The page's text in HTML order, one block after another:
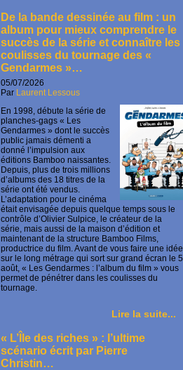
De la bande dessinée au film : un
album pour mieux comprendre le
succès de la série et connaître les
coulisses du tournage des «
Gendarmes »…
05/07/2026
Par Laurent Lessous
En 1998, débute la série de
planches-gags « Les
Gendarmes » dont le succès
public jamais démenti a
donné l’impulsion aux
éditions Bamboo naissantes.
Depuis, plus de trois millions
d’albums des 18 titres de la
série ont été vendus.
L’adaptation pour le cinéma
était envisagée depuis quelque temps sous le
contrôle d’Olivier Sulpice, le créateur de la
série, mais aussi de la maison d’édition et
maintenant de la structure Bamboo Films,
productrice du film. Avant de vous faire une idée
sur le long métrage qui sort sur grand écran le 5
août, « Les Gendarmes : l’album du film » vous
permet de pénétrer dans les coulisses du
tournage.
Lire la suite...
« L’Île des riches » : l’ultime
scénario écrit par Pierre
Christin…